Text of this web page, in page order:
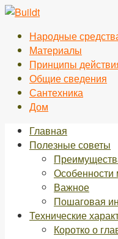
Перейти
контентуНародные
Материалы
Принципы
Общие сведения
Сантехника
Дом
Главная
Полезные советы
Особенности
Важное
Пошаговая
Технические
Коротко о